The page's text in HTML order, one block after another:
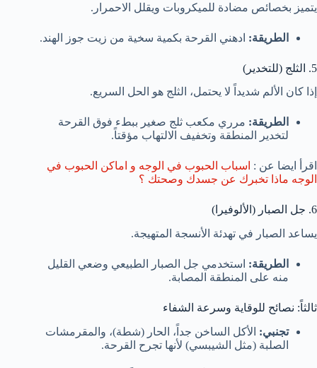
يتميز بخصائص مضادة للميكروبات ويقلل الاحمرار.
الطريقة: ادهني القرحة بكمية سخية من زيت جوز الهند.
5. الثلج (للتخدير)
إذا كان الألم شديداً لا يحتمل، الثلج هو الحل السريع.
الطريقة: مرري مكعب ثلج صغير ببطء فوق القرحة
لتخدير المنطقة وتخفيف الالتهاب مؤقتاً.
اقرأ ايضا عن : اسباب الحبوب في الوجه و اماكن الحبوب في
الوجه ماذا تخبرك عن جسدك وصحتك ؟
6. جل الصبار (الألوفيرا)
يساعد الصبار في تهدئة الأنسجة المتهيجة.
الطريقة: استخدمي جل الصبار الطبيعي وضعي القليل
منه على المنطقة المصابة.
ثالثاً: نصائح للوقاية وسرعة الشفاء
تجنبي: الأكل الساخن جداً، الحار (شطة)، والمقرمشات
الصلبة (مثل الشيبسي) لأنها تجرح القرحة.